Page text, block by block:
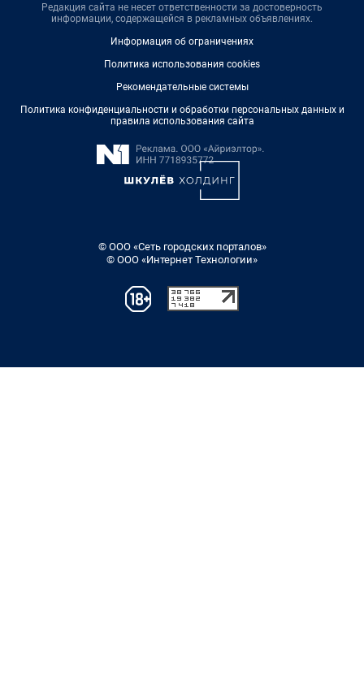
Редакция сайта не несет ответственности за достоверность
информации, содержащейся в рекламных объявлениях.
Информация об ограничениях
Политика использования cookies
Рекомендательные системы
Политика конфиденциальности и обработки персональных данных и
правила использования сайта
© ООО «Сеть городских порталов»
© ООО «Интернет Технологии»